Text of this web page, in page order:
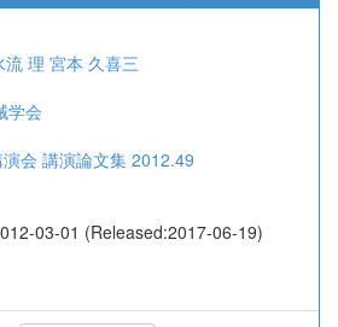
流 理 宮本 久喜三
学会
会 講演論文集 2012.49
03-01 (Released:2017-06-19)